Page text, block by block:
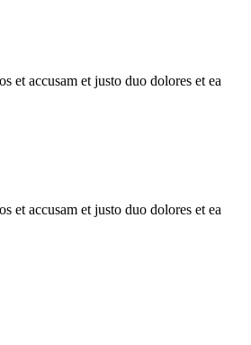
et accusam et justo duo dolores et ea
et accusam et justo duo dolores et ea